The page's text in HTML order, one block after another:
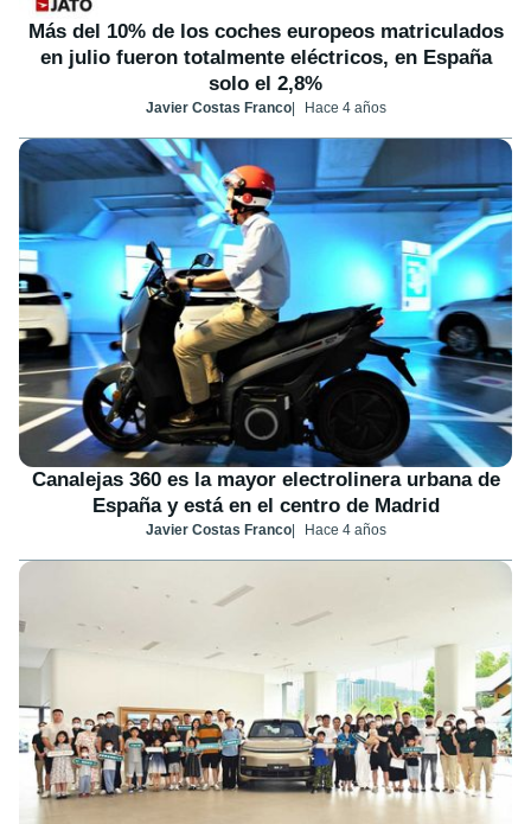
Más del 10% de los coches europeos matriculados
en julio fueron totalmente eléctricos, en España
solo el 2,8%
Javier Costas Franco Hace 4 años
Canalejas 360 es la mayor electrolinera urbana de
España y está en el centro de Madrid
Javier Costas Franco Hace 4 años